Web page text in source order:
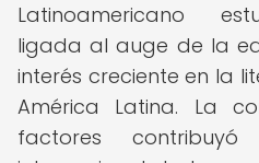
Latinoamericano
ligada al auge de la
interés creciente en la
América Latina. La
factores